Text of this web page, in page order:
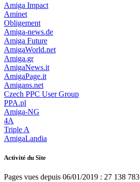
Amiga Impact
Aminet
Obligement
Amiga-news.de
Amiga Future
AmigaWorld.net
Amiga.gr
AmigaNews.it
AmigaPage.it
Amigans.net
Czech PPC User Group
PPA.pl
Amiga-NG
4A
Triple A
AmigaLandia
Activité du Site
Pages vues depuis 06/01/2019 : 27 138 783